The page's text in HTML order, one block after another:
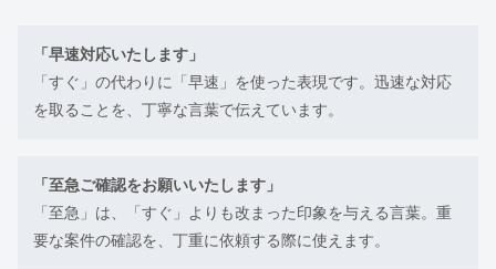
「早速対応いたします」
「すぐ」の代わりに「早速」を使った表現です。迅速な対応
を取ることを、丁寧な言葉で伝えています。
「至急ご確認をお願いいたします」
「至急」は、「すぐ」よりも改まった印象を与える言葉。重
要な案件の確認を、丁重に依頼する際に使えます。